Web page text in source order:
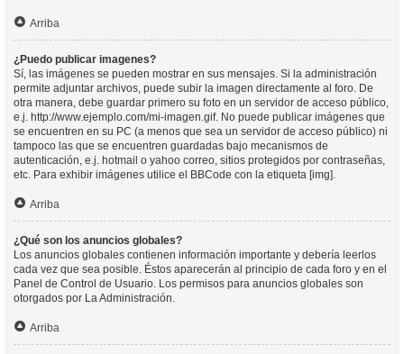
Arriba
¿Puedo publicar imagenes?
Sí, las imágenes se pueden mostrar en sus mensajes. Si la administración
permite adjuntar archivos, puede subir la imagen directamente al foro. De
otra manera, debe guardar primero su foto en un servidor de acceso público,
e.j. http://www.ejemplo.com/mi-imagen.gif. No puede publicar imágenes que
se encuentren en su PC (a menos que sea un servidor de acceso público) ni
tampoco las que se encuentren guardadas bajo mecanismos de
autenticación, e.j. hotmail o yahoo correo, sitios protegidos por contraseñas,
etc. Para exhibir imágenes utilice el BBCode con la etiqueta [img].
Arriba
¿Qué son los anuncios globales?
Los anuncios globales contienen información importante y debería leerlos
cada vez que sea posible. Éstos aparecerán al principio de cada foro y en el
Panel de Control de Usuario. Los permisos para anuncios globales son
otorgados por La Administración.
Arriba